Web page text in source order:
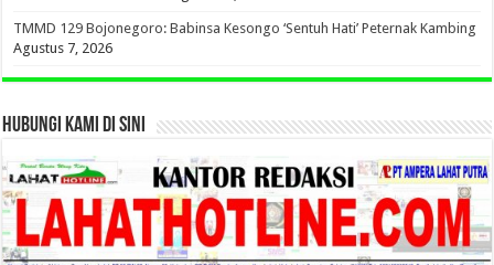
TMMD 129 Bojonegoro: Babinsa Kesongo ‘Sentuh Hati’ Peternak Kambing
Agustus 7, 2026
HUBUNGI KAMI DI SINI